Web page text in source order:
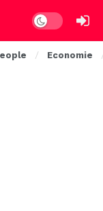
Dark mode
Economie